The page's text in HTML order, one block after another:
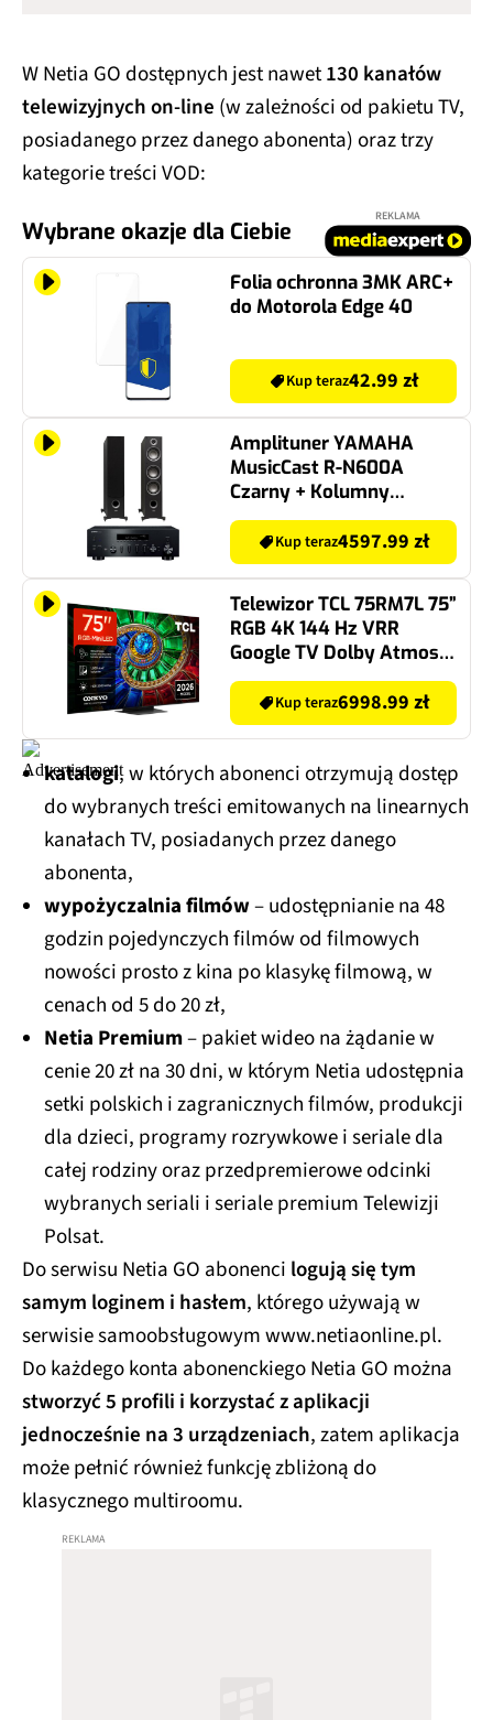
W Netia GO dostępnych jest nawet130 kanałów
telewizyjnych on-line (w zależności od pakietu TV,
posiadanego przez danego abonenta) oraz trzy
kategorie treści VOD:
Wybrane okazje dla Ciebie
REKLAMA
Folia ochronna 3MK ARC+
do Motorola Edge 40
Kup teraz42.99 zł
Amplituner YAMAHA
MusicCast R-N600A
Czarny + Kolumny
głośnikowe TAGA
HARMONY TAV-607F
Czarny (2 szt.)
Kup teraz4597.99 zł
Telewizor TCL 75RM7L 75”
RGB 4K 144 Hz VRR
Google TV Dolby Atmos
Dolby Vision HDMI 2.1
Kup teraz6998.99 zł
katalogi, w których abonenci otrzymują dostęp
do wybranych treści emitowanych na linearnych
kanałach TV, posiadanych przez danego
abonenta,
wypożyczalnia filmów– udostępnianie na 48
godzin pojedynczych filmów od filmowych
nowości prosto z kina po klasykę filmową, w
cenach od 5 do 20 zł,
Netia Premium– pakiet wideo na żądanie w
cenie 20 zł na 30 dni, w którym Netia udostępnia
setki polskich i zagranicznych filmów, produkcji
dla dzieci, programy rozrywkowe i seriale dla
całej rodziny oraz przedpremierowe odcinki
wybranych seriali i seriale premium Telewizji
Polsat.
Do serwisu Netia GO abonenci logują się tym
samym loginem i hasłem, którego używają w
serwisie samoobsługowym www.netiaonline.pl.
Do każdego konta abonenckiego Netia GO można
stworzyć 5 profili i korzystać z aplikacji
jednocześnie na 3 urządzeniach, zatem aplikacja
może pełnić również funkcję zbliżoną do
klasycznego multiroomu.